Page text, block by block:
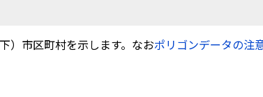
）市区町村を示します。なおポリゴンデータの注